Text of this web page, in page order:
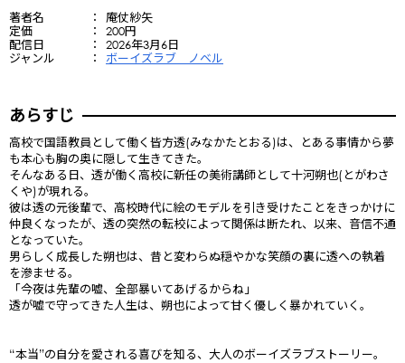
著者名
庵仗紗矢
定価
200円
配信日
2026年3月6日
ジャンル
ボーイズラブ ノベル
あらすじ
高校で国語教員として働く皆方透(みなかたとおる)は、とある事情から夢
も本心も胸の奥に隠して生きてきた。
そんなある日、透が働く高校に新任の美術講師として十河朔也(とがわさ
くや)が現れる。
彼は透の元後輩で、高校時代に絵のモデルを引き受けたことをきっかけに
仲良くなったが、透の突然の転校によって関係は断たれ、以来、音信不通
となっていた。
男らしく成長した朔也は、昔と変わらぬ穏やかな笑顔の裏に透への執着
を滲ませる。
「今夜は先輩の嘘、全部暴いてあげるからね」
透が嘘で守ってきた人生は、朔也によって甘く優しく暴かれていく。
“本当”の自分を愛される喜びを知る、大人のボーイズラブストーリー。